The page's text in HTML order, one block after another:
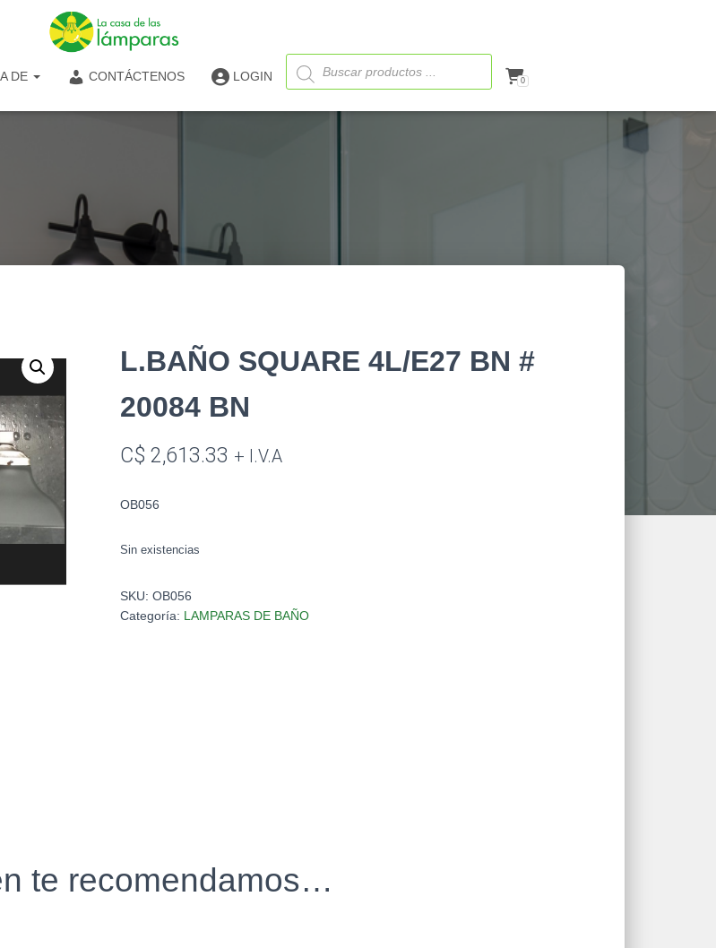
DE CONTÁCTENOS LOGIN
Búsqueda
de
productos
0
L.BAÑO SQUARE 4L/E27 BN #
20084 BN
C$ 2,613.33 + I.V.A
OB056
Sin existencias
SKU: OB056
Categoría: LAMPARAS DE BAÑO
te recomendamos…